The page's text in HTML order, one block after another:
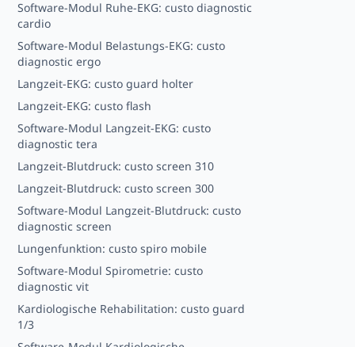
Software-Modul Ruhe-EKG: custo diagnostic
cardio
Software-Modul Belastungs-EKG: custo
diagnostic ergo
Langzeit-EKG: custo guard holter
Langzeit-EKG: custo flash
Software-Modul Langzeit-EKG: custo
diagnostic tera
Langzeit-Blutdruck: custo screen 310
Langzeit-Blutdruck: custo screen 300
Software-Modul Langzeit-Blutdruck: custo
diagnostic screen
Lungenfunktion: custo spiro mobile
Software-Modul Spirometrie: custo
diagnostic vit
Kardiologische Rehabilitation: custo guard
1/3